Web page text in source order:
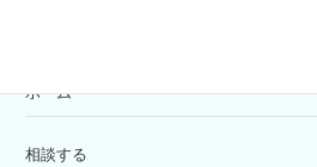
ホーム
相談する